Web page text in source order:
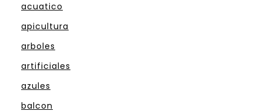
acuatico
apicultura
arboles
artificiales
azules
balcon